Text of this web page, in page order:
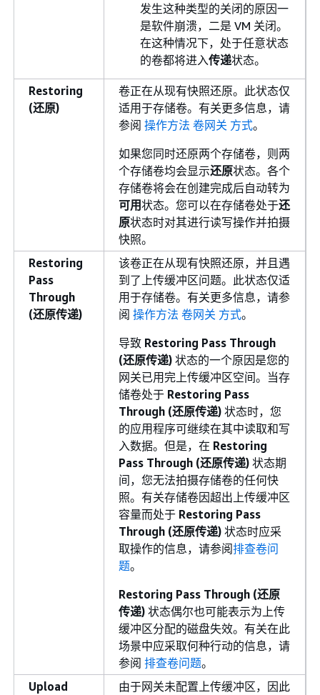
发生这种类型的关闭的原因一
是软件崩溃，二是 VM 关闭。
在这种情况下，处于任意状态
的卷都将进入传递状态。
Restoring
(还原)
卷正在从现有快照还原。此状态仅
适用于存储卷。有关更多信息，请
参阅 操作方法 卷网关 方式。
如果您同时还原两个存储卷，则两
个存储卷均会显示还原状态。各个
存储卷将会在创建完成后自动转为
可用状态。您可以在存储卷处于还
原状态时对其进行读写操作并拍摄
快照。
Restoring
Pass
Through
(还原传递)
该卷正在从现有快照还原，并且遇
到了上传缓冲区问题。此状态仅适
用于存储卷。有关更多信息，请参
阅 操作方法 卷网关 方式。
导致 Restoring Pass Through
(还原传递) 状态的一个原因是您的
网关已用完上传缓冲区空间。当存
储卷处于 Restoring Pass
Through (还原传递) 状态时，您
的应用程序可继续在其中读取和写
入数据。但是，在 Restoring
Pass Through (还原传递) 状态期
间，您无法拍摄存储卷的任何快
照。有关存储卷因超出上传缓冲区
容量而处于 Restoring Pass
Through (还原传递) 状态时应采
取操作的信息，请参阅排查卷问
题。
Restoring Pass Through (还原
传递) 状态偶尔也可能表示为上传
缓冲区分配的磁盘失效。有关在此
场景中应采取何种行动的信息，请
参阅 排查卷问题。
Upload
由于网关未配置上传缓冲区，因此